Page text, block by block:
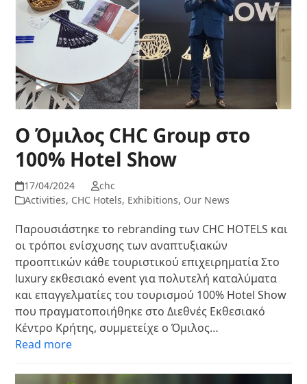
Ο Όμιλος CHC Group στο
100% Hotel Show
17/04/2024
chc
Activities, CHC Hotels, Exhibitions, Our News
Παρουσιάστηκε το rebranding των CHC HOTELS και
οι τρόποι ενίσχυσης των αναπτυξιακών
προοπτικών κάθε τουριστικού επιχειρηματία Στο
luxury εκθεσιακό event για πολυτελή καταλύματα
και επαγγελματίες του τουρισμού 100% Hotel Show
που πραγματοποιήθηκε στο Διεθνές Εκθεσιακό
Κέντρο Κρήτης, συμμετείχε ο Όμιλος…
Read more